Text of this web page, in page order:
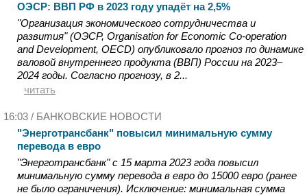
ОЭСР: ВВП РФ в 2023 году упадёт на 2,5%
"Организация экономического сотрудничества и
развития" (ОЭСР, Organisation for Economic Co-operation
and Development, OECD) опубликовало прогноз по динамике
валовой внутреннего продукта (ВВП) России на 2023–
2024 годы. Согласно прогнозу, в 2...
читать
16:03 / БАНКОВСКИЕ НОВОСТИ
"Энерготрансбанк" повысил минимальную сумму
перевода в евро
"Энерготрансбанк" с 15 марта 2023 года повысил
минимальную сумму перевода в евро до 15000 евро (ранее
не было ограничения). Исключение: минимальная сумма